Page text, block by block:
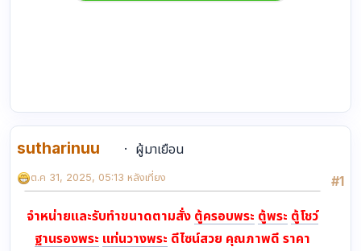
sutharinuu
ผู้มาเยือน
#1
ต.ค 31, 2025, 05:13 หลังเที่ยง
จำหน่ายและรับทำขนาดตามสั่ง ตู้ครอบพระ ตู้พระ ตู้โชว์
ฐานรองพระ แท่นวางพระ ดีไซน์สวย คุณภาพดี ราคา